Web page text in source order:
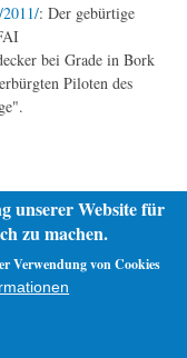
: Der gebürtige
bei Grade in Bork
Piloten des
unserer Website für
zu machen.
Verwendung von Cookies